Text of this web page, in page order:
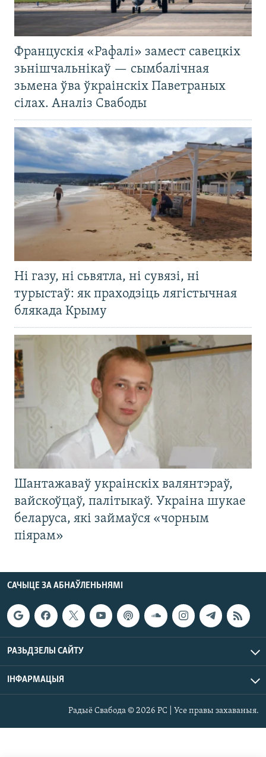
Францускія «Рафалі» замест савецкіх
зьнішчальнікаў — сымбалічная
зьмена ўва ўкраінскіх Паветраных
сілах. Аналіз Свабоды
Ні газу, ні сьвятла, ні сувязі, ні
турыстаў: як праходзіць лягістычная
блякада Крыму
Шантажаваў украінскіх валянтэраў,
вайскоўцаў, палітыкаў. Украіна шукае
беларуса, які займаўся «чорным
піярам»
САЧЫЦЕ ЗА АБНАЎЛЕНЬНЯМІ
РАЗЬДЗЕЛЫ САЙТУ
ІНФАРМАЦЫЯ
Радыё Свабода © 2026 РС | Усе правы захаваныя.